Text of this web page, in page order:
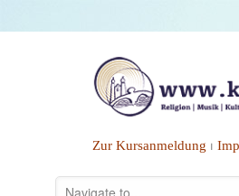
Zur Kursanmeldung ⏐